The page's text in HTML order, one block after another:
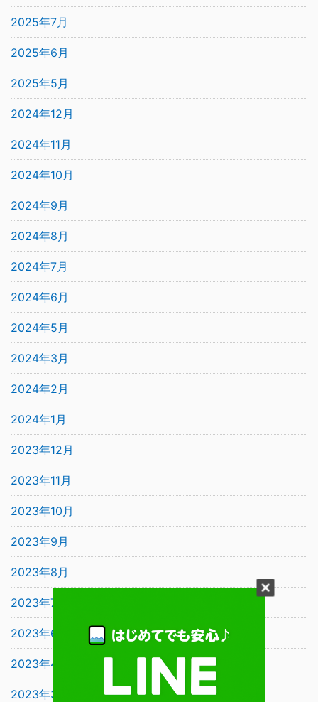
2025年7月
2025年6月
2025年5月
2024年12月
2024年11月
2024年10月
2024年9月
2024年8月
2024年7月
2024年6月
2024年5月
2024年3月
2024年2月
2024年1月
2023年12月
2023年11月
2023年10月
2023年9月
2023年8月
2023年7月
2023年6月
2023年4月
2023年3月